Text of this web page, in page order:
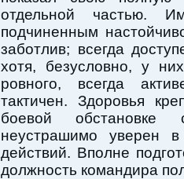
отдельной частью.
подчиненным
заботлив; всегда
хотя, безусловно, у
ровного, всегда
тактичен. Здоровья
боевой
неустрашимо уверен
действий. Вполне
должность командира